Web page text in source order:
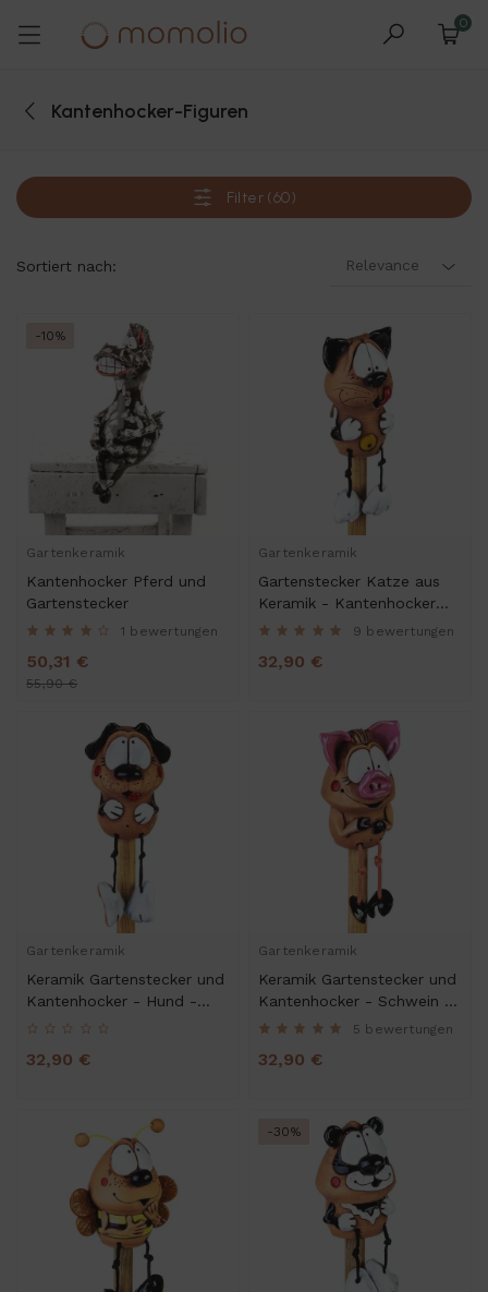
0
Kantenhocker-Figuren
Filter (60)
Sortiert nach: Relevance
Gartenkeramik
Kantenhocker Pferd und
Gartenstecker
1 bewertungen
50,31 €
55,90 €
-10%
Gartenkeramik
Gartenstecker Katze aus
Keramik - Kantenhocker
und Gartendeko9 bewertungen
32,90 €
Gartenkeramik
Keramik Gartenstecker und
Kantenhocker - Hund -
Gartendeko
32,90 €
Gartenkeramik
Keramik Gartenstecker und
Kantenhocker - Schwein -
Gartendeko
5 bewertungen
32,90 €
-30%